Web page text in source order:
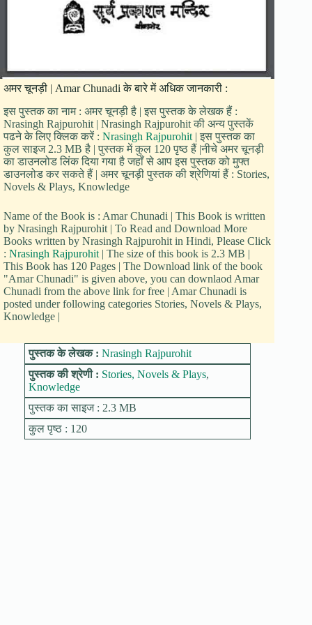
अमर चूनड़ी | Amar Chunadi के बारे में अधिक जानकारी :
इस पुस्तक का नाम : अमर चूनड़ी है | इस पुस्तक के लेखक हैं :
Nrasingh Rajpurohit | Nrasingh Rajpurohit की अन्य पुस्तकें
पढने के लिए क्लिक करें : Nrasingh Rajpurohit | इस पुस्तक का
कुल साइज 2.3 MB है | पुस्तक में कुल 120 पृष्ठ हैं |नीचे अमर चूनड़ी
का डाउनलोड लिंक दिया गया है जहाँ से आप इस पुस्तक को मुफ्त
डाउनलोड कर सकते हैं | अमर चूनड़ी पुस्तक की श्रेणियां हैं : Stories,
Novels & Plays, Knowledge
Name of the Book is : Amar Chunadi | This Book is written
by Nrasingh Rajpurohit | To Read and Download More
Books written by Nrasingh Rajpurohit in Hindi, Please Click
: Nrasingh Rajpurohit | The size of this book is 2.3 MB |
This Book has 120 Pages | The Download link of the book
"Amar Chunadi" is given above, you can downlaod Amar
Chunadi from the above link for free | Amar Chunadi is
posted under following categories Stories, Novels & Plays,
Knowledge |
पुस्तक के लेखक : Nrasingh Rajpurohit
पुस्तक की श्रेणी : Stories, Novels & Plays,
Knowledge
पुस्तक का साइज : 2.3 MB
कुल पृष्ठ : 120